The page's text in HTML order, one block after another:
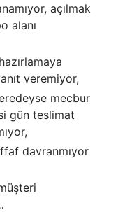
açılmak
alanı
veremiyor,
mecbur
gün teslimat
davranmıyor